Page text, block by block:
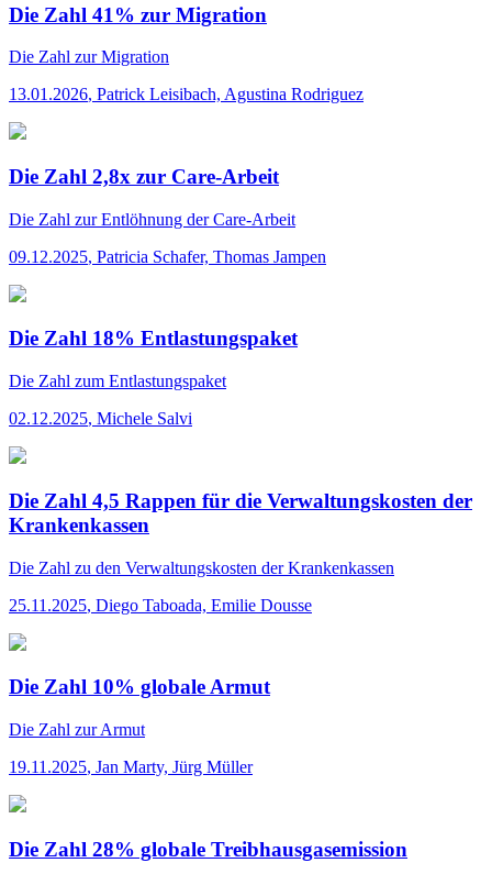
Die Zahl 41% zur Migration
Die Zahl zur Migration
13.01.2026, Patrick Leisibach, Agustina Rodriguez
Die Zahl 2,8x zur Care-Arbeit
Die Zahl zur Entlöhnung der Care-Arbeit
09.12.2025, Patricia Schafer, Thomas Jampen
Die Zahl 18% Entlastungspaket
Die Zahl zum Entlastungspaket
02.12.2025, Michele Salvi
Die Zahl 4,5 Rappen für die Verwaltungskosten der
Krankenkassen
Die Zahl zu den Verwaltungskosten der Krankenkassen
25.11.2025, Diego Taboada, Emilie Dousse
Die Zahl 10% globale Armut
Die Zahl zur Armut
19.11.2025, Jan Marty, Jürg Müller
Die Zahl 28% globale Treibhausgasemission